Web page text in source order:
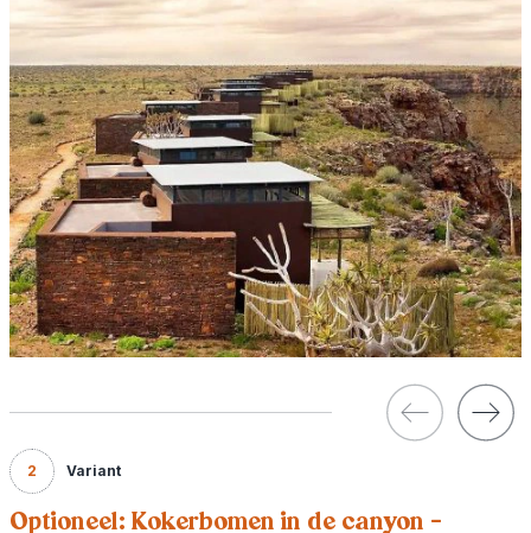
2 Variant
Optioneel: Kokerbomen in de canyon -